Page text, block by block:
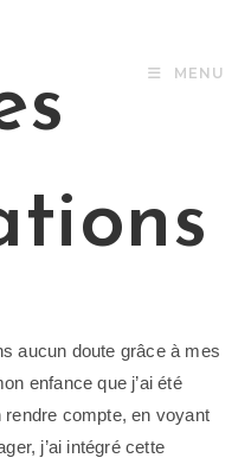
MENU
aucun doute grâce à mes
enfance que j’ai été
rendre compte, en voyant
j’ai intégré cette